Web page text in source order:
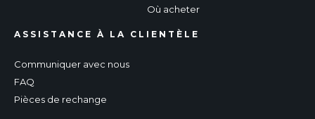
ASSISTANCE À LA CLIENTÈLE
Communiquer avec nous
FAQ
Pièces de rechange
Où acheter